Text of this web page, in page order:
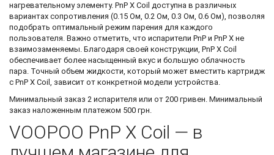
нагревательному элементу. PnP X Coil доступна в различных
вариантах сопротивления (0.15 Ом, 0.2 Ом, 0.3 Ом, 0.6 Ом), позволяя
подобрать оптимальный режим парения для каждого
пользователя. Важно отметить, что испарители PnP и PnP X не
взаимозаменяемы. Благодаря своей конструкции, PnP X Coil
обеспечивает более насыщенный вкус и большую облачность
пара. Точный объем жидкости, который может вместить картридж
с PnP X Coil, зависит от конкретной модели устройства.
Минимальный заказ 2 испарителя или от 200 гривен. Минимальный
заказ наложенным платежом 500 грн.
VOOPOO PnP X Coil — в